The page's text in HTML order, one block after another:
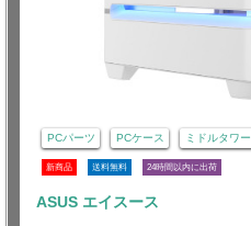
PCパーツ PCケース ミドルタワー
新商品 送料無料 24時間以内に出荷
ASUS エイスース